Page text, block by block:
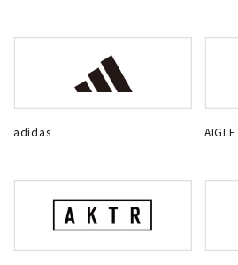
adidas AIGLE